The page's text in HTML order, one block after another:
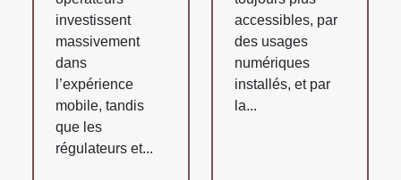
investissent
massivement
dans
l’expérience
mobile, tandis
que les
régulateurs et...
accessibles, par
des usages
numériques
installés, et par
la...